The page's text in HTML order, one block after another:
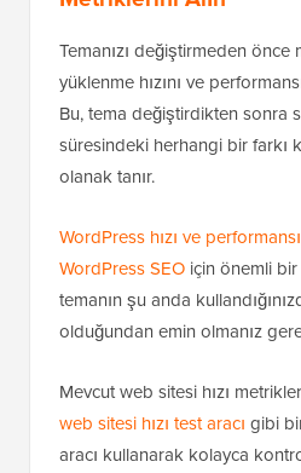
Temanızı değiştirmeden önce
yüklenme hızını ve
Bu, tema değiştirdikten sonra
süresindeki herhangi bir farkı
olanak tanır.
WordPress hızı ve performansı
WordPress SEO için önemli
temanın şu anda
olduğundan emin olmanız
Mevcut web sitesi hızı
web sitesi hızı test aracı gibi
aracı kullanarak kolayca